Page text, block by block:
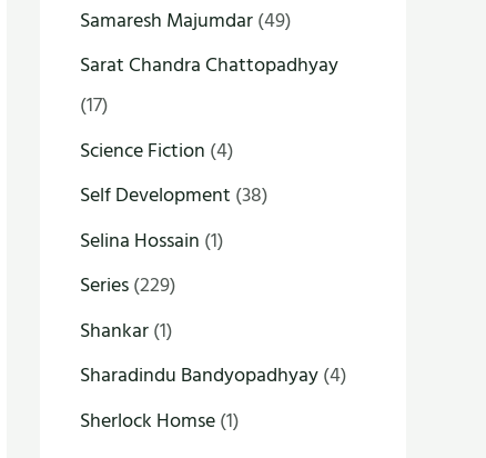
Samaresh Majumdar(49)
Sarat Chandra Chattopadhyay
(17)
Science Fiction (4)
Self Development (38)
Selina Hossain (1)
Series(229)
Shankar(1)
Sharadindu Bandyopadhyay(4)
Sherlock Homse(1)